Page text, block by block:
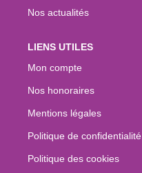
Nos actualités
LIENS UTILES
Mon compte
Nos honoraires
Mentions légales
Politique de confidentialité
Politique des cookies